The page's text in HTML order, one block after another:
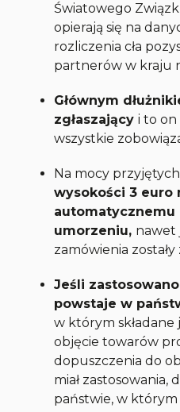
Światowego
opierają się na
rozliczenia cła
partnerów w kraju
Głównym
zgłaszającyi to on
wszystkie
Na mocy
wysokości 3 euro
umorzeniu, nawet
zamówienia
Jeśli
powstaje w
w którym składane
objęcie towarów
dopuszczenia do
miał zastosowania,
państwie, w którym